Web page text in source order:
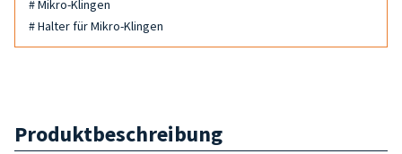
# Mikro-Klingen
# Halter für Mikro-Klingen
Produktbeschreibung